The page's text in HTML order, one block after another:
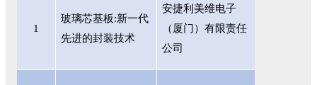
1
玻璃芯基板:新一代
先进的封装技术
安捷利美维电子
（厦门）有限责任
公司